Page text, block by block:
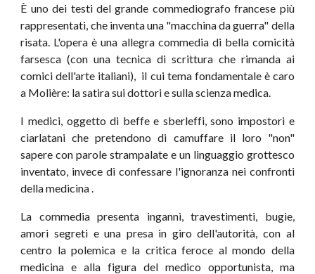
È uno dei testi del grande commediografo francese più
rappresentati, che inventa una "macchina da guerra" della
risata. L'opera è una allegra commedia di bella comicità
farsesca (con una tecnica di scrittura che rimanda ai
comici dell'arte italiani), il cui tema fondamentale è caro
a Molière: la satira sui dottori e sulla scienza medica.
I medici, oggetto di beffe e sberleffi, sono impostori e
ciarlatani che pretendono di camuffare il loro "non"
sapere con parole strampalate e un linguaggio grottesco
inventato, invece di confessare l'ignoranza nei confronti
della medicina .
La commedia presenta inganni, travestimenti, bugie,
amori segreti e una presa in giro dell'autorità, con al
centro la polemica e la critica feroce al mondo della
medicina e alla figura del medico opportunista, ma